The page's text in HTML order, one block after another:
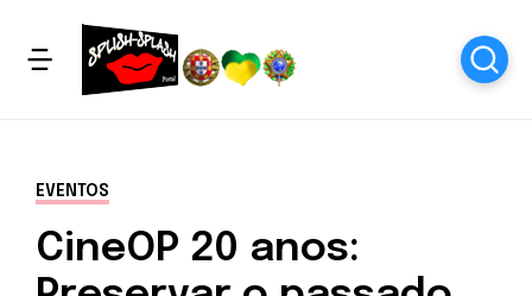
EVENTOS
CineOP 20 anos: